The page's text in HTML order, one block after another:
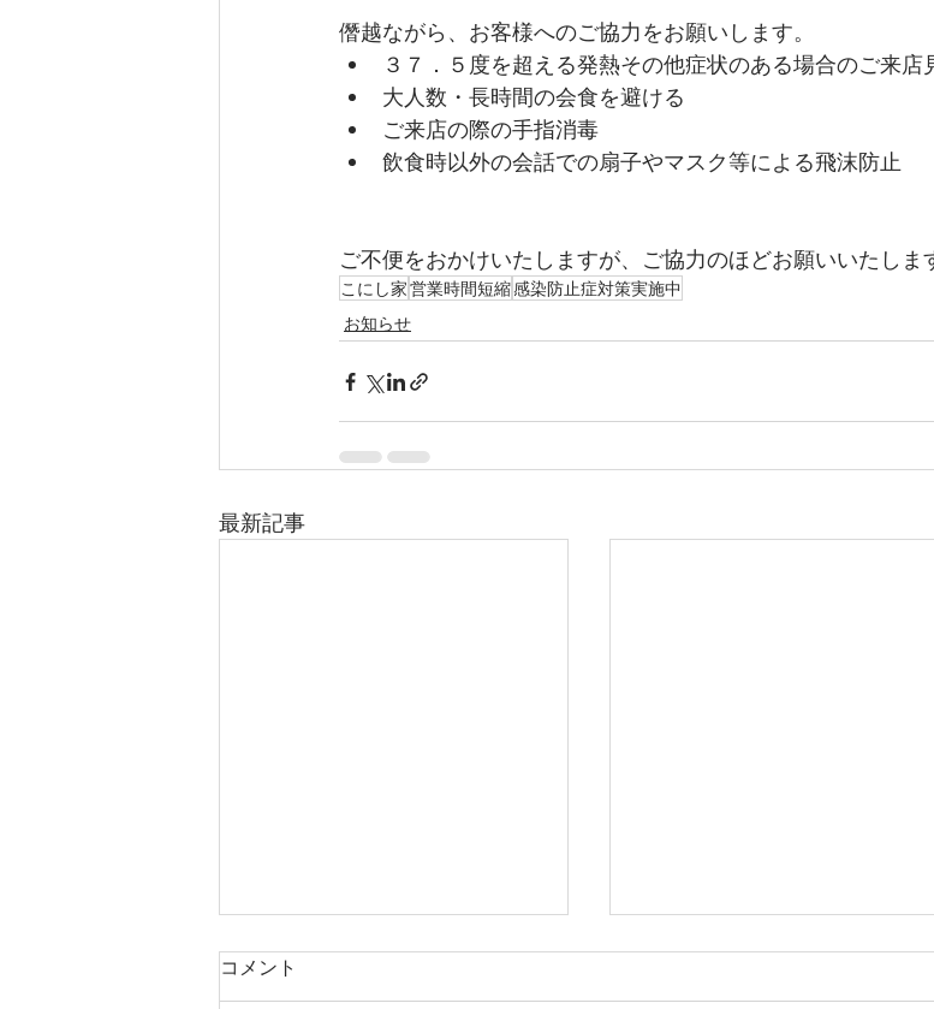
僭越ながら、お客様へのご協力をお願いします。
３７．５度を超える発熱その他症状のある場合のご来店
大人数・長時間の会食を避ける
ご来店の際の手指消毒
飲食時以外の会話での扇子やマスク等による飛沫防止
ご不便をおかけいたしますが、ご協力のほどお願いいたしま
こにし家営業時間短縮感染防止症対策実施中
お知らせ
最新記事
コメント